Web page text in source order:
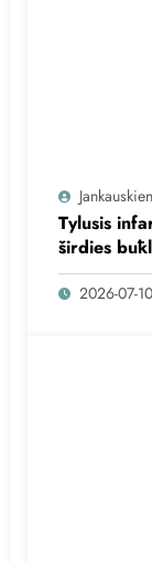
Tylusis
širdies
2026-07-10